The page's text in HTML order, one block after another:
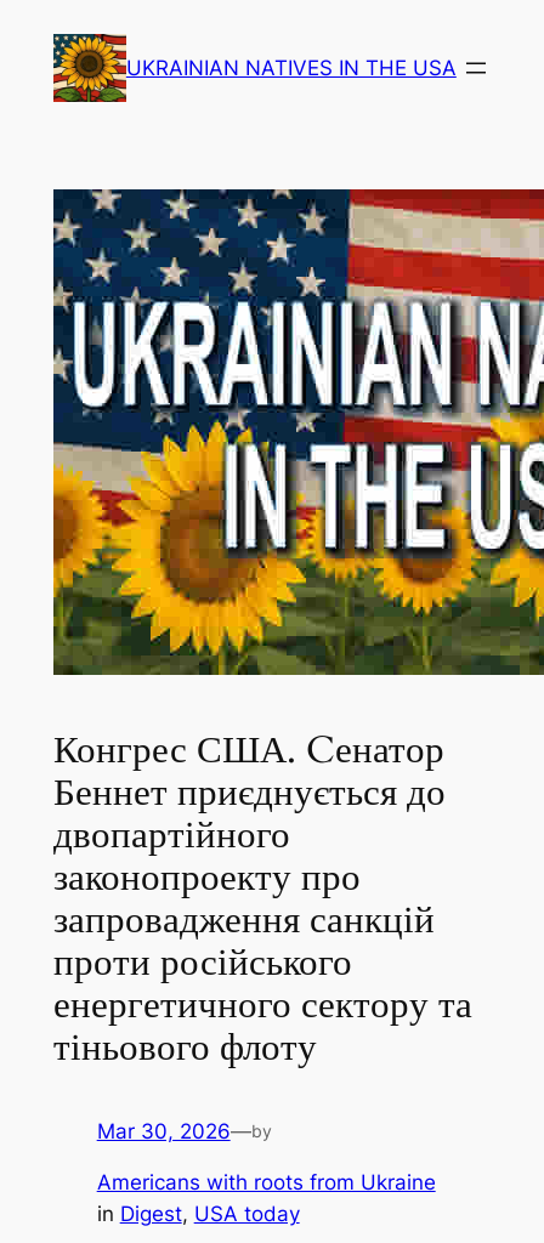
content
UKRAINIAN NATIVES IN THE USA
Конгрес США. Cенатор
Беннет приєднується до
двопартійного
законопроекту про
запровадження санкцій
проти російського
енергетичного сектору та
тіньового флоту
Mar 30, 2026—by
Americans with roots from Ukraine
in Digest, USA today